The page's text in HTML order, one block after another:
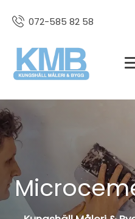
072-585 82 58